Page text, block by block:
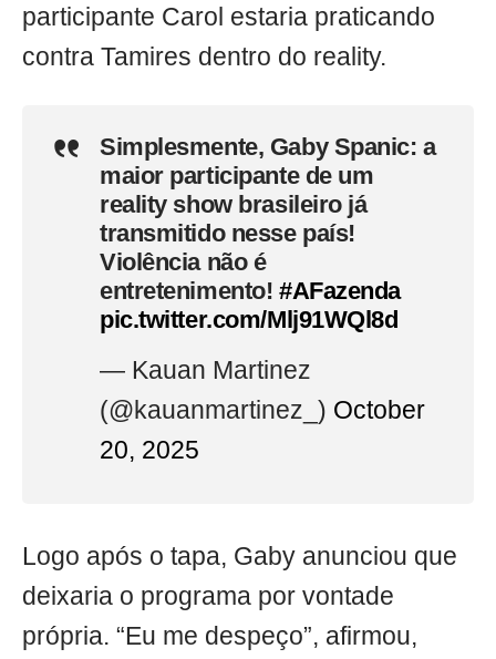
participante Carol estaria praticando
contra Tamires dentro do reality.
Simplesmente, Gaby Spanic: a
maior participante de um
reality show brasileiro já
transmitido nesse país!
Violência não é
entretenimento! #AFazenda
pic.twitter.com/Mlj91WQl8d
— Kauan Martinez
(@kauanmartinez_) October
20, 2025
Logo após o tapa, Gaby anunciou que
deixaria o programa por vontade
própria. “Eu me despeço”, afirmou,